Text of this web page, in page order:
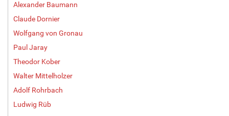
Alexander Baumann
Claude Dornier
Wolfgang von Gronau
Paul Jaray
Theodor Kober
Walter Mittelholzer
Adolf Rohrbach
Ludwig Rüb